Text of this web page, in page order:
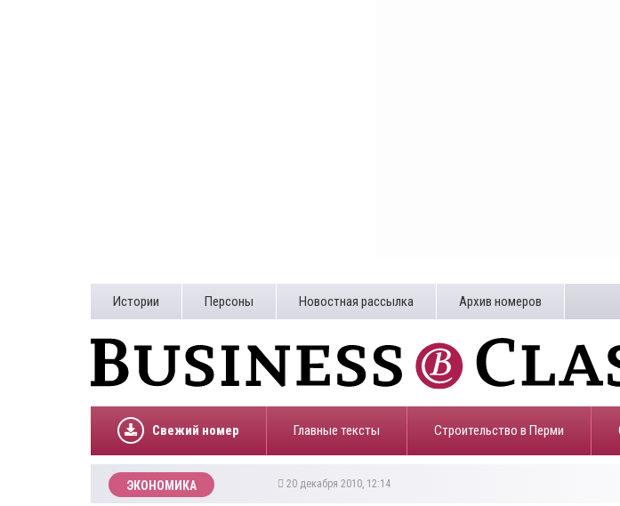
Истории Персоны Новостная рассылка Архив номеров
Свежий номер Главные тексты Строительство в Перми
ЭКОНОМИКА 20 декабря 2010, 12:14